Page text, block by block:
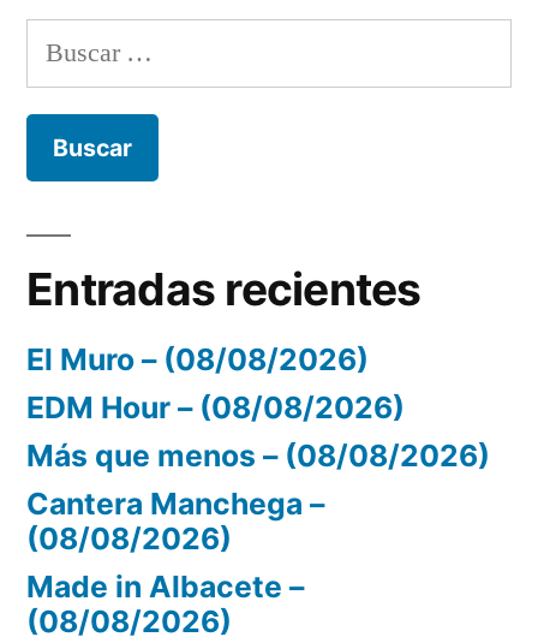
Buscar:
Entradas recientes
El Muro – (08/08/2026)
EDM Hour – (08/08/2026)
Más que menos – (08/08/2026)
Cantera Manchega –
(08/08/2026)
Made in Albacete –
(08/08/2026)